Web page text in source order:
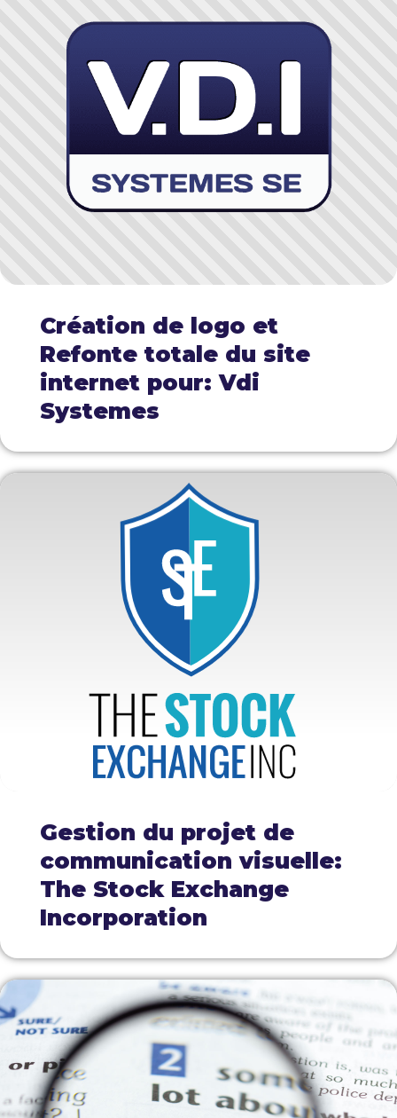
Création de logo et
Refonte totale du site
internet pour: Vdi
Systemes
Gestion du projet de
communication visuelle:
The Stock Exchange
Incorporation